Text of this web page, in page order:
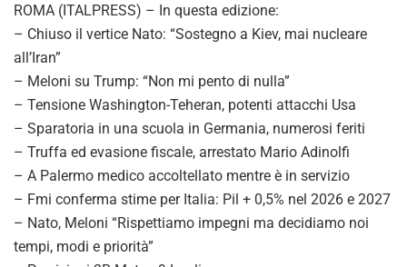
V
i
d
e
o
ROMA (ITALPRESS) – In questa edizione:
– Chiuso il vertice Nato: “Sostegno a Kiev, mai nucleare
all’Iran”
– Meloni su Trump: “Non mi pento di nulla”
– Tensione Washington-Teheran, potenti attacchi Usa
– Sparatoria in una scuola in Germania, numerosi feriti
– Truffa ed evasione fiscale, arrestato Mario Adinolfi
– A Palermo medico accoltellato mentre è in servizio
– Fmi conferma stime per Italia: Pil + 0,5% nel 2026 e 2027
– Nato, Meloni “Rispettiamo impegni ma decidiamo noi
tempi, modi e priorità”